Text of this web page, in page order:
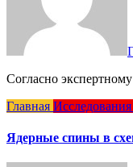
Согласно
Главная Исследования
Ядерные спины в